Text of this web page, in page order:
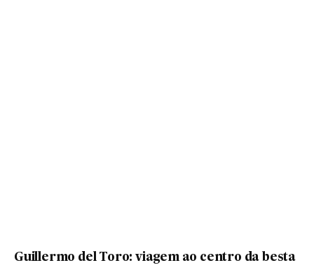
Guillermo del Toro: viagem ao centro da besta